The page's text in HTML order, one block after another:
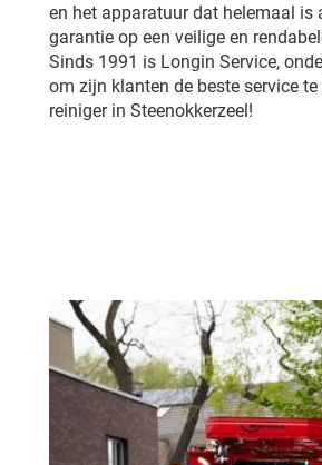
en het apparatuur dat helemaal
garantie op een veilige en
Sinds 1991 is Longin Service,
om zijn klanten de beste service
reiniger in Steenokkerzeel!